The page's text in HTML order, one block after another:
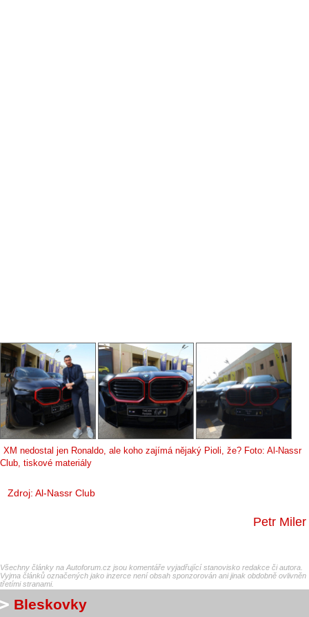
XM nedostal jen Ronaldo, ale koho zajímá nějaký Pioli, že? Foto: Al-Nassr
Club, tiskové materiály
Zdroj: Al-Nassr Club
Petr Miler
Všechny články na Autoforum.cz jsou komentáře vyjadřující stanovisko redakce či autora.
Vyjma článků označených jako inzerce není obsah sponzorován ani jinak obdobně ovlivněn
třetími stranami.
Bleskovky